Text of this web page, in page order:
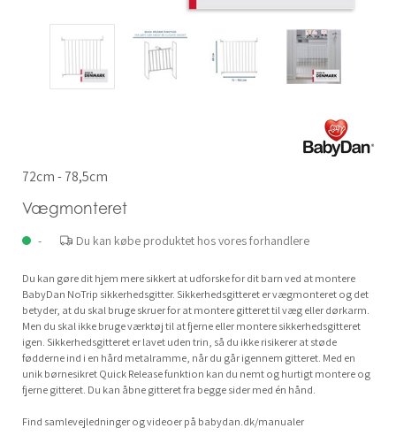
72cm - 78,5cm
Vægmonteret
- Du kan købe produktet hos vores forhandlere
Du kan gøre dit hjem mere sikkert at udforske for dit barn ved at montere
BabyDan NoTrip sikkerhedsgitter. Sikkerhedsgitteret er vægmonteret og det
betyder, at du skal bruge skruer for at montere gitteret til væg eller dørkarm.
Men du skal ikke bruge værktøj til at fjerne eller montere sikkerhedsgitteret
igen. Sikkerhedsgitteret er lavet uden trin, så du ikke risikerer at støde
fødderne ind i en hård metalramme, når du går igennem gitteret. Med en
unik børnesikret Quick Release funktion kan du nemt og hurtigt montere og
fjerne gitteret. Du kan åbne gitteret fra begge sider med én hånd.
Find samlevejledninger og videoer på babydan.dk/manualer